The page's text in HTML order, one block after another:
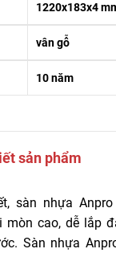
1220x183x4
vân gỗ
10 năm
sản phẩm
sàn nhựa
mòn cao, dễ lắp
Sàn nhựa